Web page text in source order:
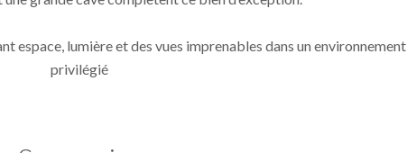
espace, lumière et des vues imprenables dans un environnement
privilégié